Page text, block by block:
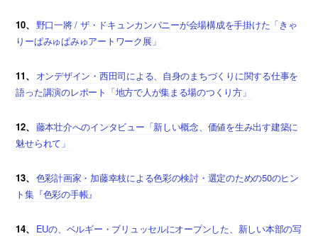
10、
野口一將 / ザ・ドキュンカンパニーが会場構成を手掛けた「きゃ
りーぱみゅぱみゅアートワーク展」
11、
オンデザイン・西田司による、自身のまちづくりに関する仕事を
語った講演のレポート「地方で人が集まる場のつくり方」
12、
藤本壮介へのインタビュー「新しい概念、価値を生み出す建築に
魅せられて」
13、
色彩計画家・加藤幸枝による色彩の検討・選定のための50のヒン
ト集『色彩の手帳』
14、
EUの、ベルギー・ブリュッセルにオープンした、新しい本部の写